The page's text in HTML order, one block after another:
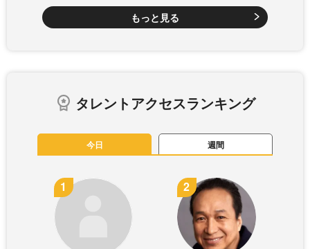
もっと見る
タレントアクセスランキング
今日 週間